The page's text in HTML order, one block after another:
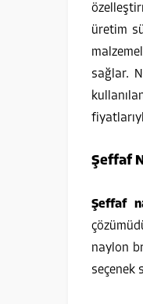
üretim
sağlar.
Şeffaf
Şeffaf
naylon
seçenek